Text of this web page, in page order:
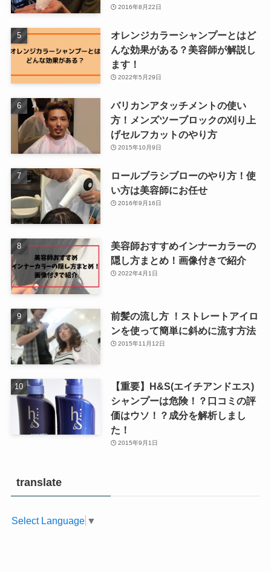
2016年8月22日
オレンジカラーシャンプーとはど
んな効果がある？美容師が解説し
ます！
2022年5月29日
バリカンアタッチメントの使い
方！メンズツーブロックの刈り上
げセルフカットのやり方
2015年10月9日
ロールブラシブローのやり方！使
い方は美容師にお任せ
2016年9月16日
美容師おすすめインナーカラーの
隠し方まとめ！画像付きで紹介
2022年4月1日
前髪の流し方 ！ストレートアイロ
ンを使って簡単に斜めに流す方法
2015年11月12日
【重要】H&S(エイチアンドエス)
シャンプーは危険！？口コミの評
価はウソ！？成分を解析しまし
た！
2015年9月1日
translate
Select Language ▼